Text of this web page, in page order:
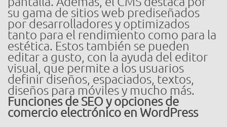
su gama de sitios web prediseñados
por desarrolladores y optimizados
tanto para el rendimiento como para la
estética. Estos también se pueden
editar a gusto, con la ayuda del editor
visual, que permite a los usuarios
definir diseños, espaciados, textos,
diseños para móviles y mucho más.
Funciones de SEO y opciones de
comercio electrónico en WordPress